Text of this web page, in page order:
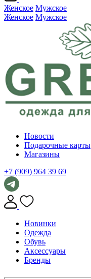
Женское Мужское
Женское Мужское
Новости
Подарочные карты
Магазины
+7 (909) 964 39 69
Новинки
Одежда
Обувь
Аксессуары
Бренды